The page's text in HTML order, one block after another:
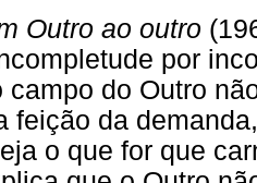
Outro ao outro
por
campo do Outro
feição da
o que for que